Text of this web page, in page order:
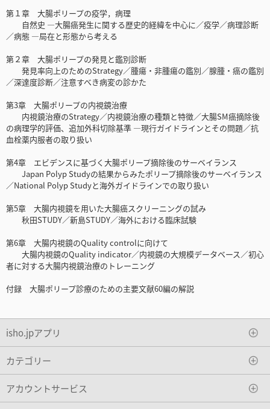
第１章 大腸ポリープの疫学，病理
自然史 —大腸癌発生に関する歴史的経緯を中心に／疫学／病理診断
／病態 —局在と形態から考える
第２章 大腸ポリープの発見と鑑別診断
発見率向上のためのStrategy／腫瘍・非腫瘍の鑑別／腺腫・癌の鑑別
／深達度診断／注意すべき病変の診かた
第3章 大腸ポリープの内視鏡治療
内視鏡治療のStrategy／内視鏡治療の種類と特徴／大腸SM癌摘除後
の病理学的評価、追加外科切除基準 —現行ガイドラインとその問題／抗
血栓薬内服者の取り扱い
第4章 エビデンスに基づく大腸ポリープ摘除後のサーベイランス
Japan Polyp Studyの結果からみたポリープ摘除後のサーベイランス
／National Polyp Studyと海外ガイドラインでの取り扱い
第5章 大腸内視鏡を用いた大腸癌スクリーニングの試み
秋田STUDY／新島STUDY／海外における臨床試験
第6章 大腸内視鏡のQuality controlに向けて
大腸内視鏡のQuality indicator／内視鏡の大規模データベース／初心
者に対する大腸内視鏡治療のトレーニング
付録 大腸ポリープ診療のための主要文献60編の解説
isho.jpアプリ
カテゴリー
アカウントサービス